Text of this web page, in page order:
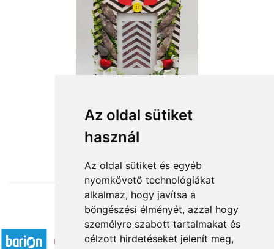
Az oldal sütiket
használ
Az oldal sütiket és egyéb
nyomkövető technológiákat
alkalmaz, hogy javítsa a
böngészési élményét, azzal hogy
személyre szabott tartalmakat és
célzott hirdetéseket jelenít meg,
Asztali képkeret 1
6 600 Ft-tól
Elfogadott fizetési módok